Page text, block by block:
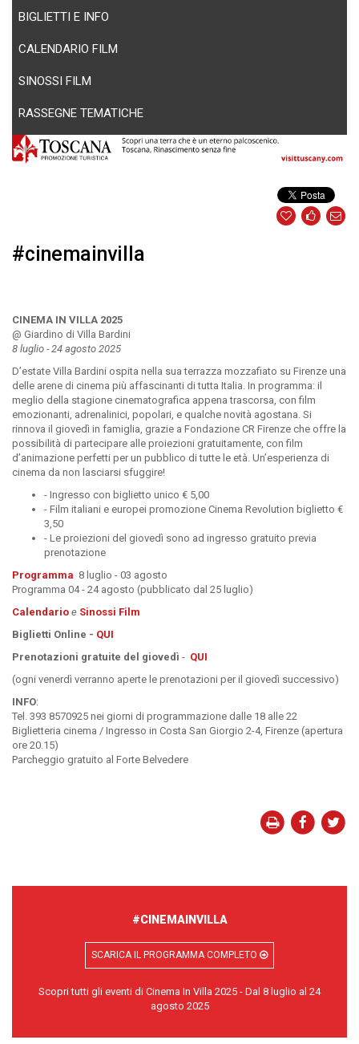
BIGLIETTI E INFO
CALENDARIO FILM
SINOSSI FILM
RASSEGNE TEMATICHE
#cinemainvilla
CINEMA IN VILLA 2025
@ Giardino di Villa Bardini
8 luglio - 24 agosto 2025
D’estate Villa Bardini ospita nella sua terrazza mozzafiato su Firenze una
delle arene di cinema più affascinanti di tutta Italia. In programma: il
meglio della stagione cinematografica appena trascorsa, con film
emozionanti, adrenalinici, popolari, e qualche novità agostana. Si
rinnova il giovedì in famiglia, grazie a Fondazione CR Firenze che offre la
possibilità di partecipare alle proiezioni gratuitamente, con film
d’animazione perfetti per un pubblico di tutte le età. Un’esperienza di
cinema da non lasciarsi sfuggire!
- Ingresso con biglietto unico € 5,00
- Film italiani e europei promozione Cinema Revolution biglietto €
3,50
- Le proiezioni del giovedì sono ad ingresso gratuito previa
prenotazione
Programma 8 luglio - 03 agosto
Programma 04 - 24 agosto (pubblicato dal 25 luglio)
Calendario e Sinossi Film
Biglietti Online - QUI
Prenotazioni gratuite del giovedì - QUI
(ogni venerdì verranno aperte le prenotazioni per il giovedì successivo)
INFO:
Tel. 393 8570925 nei giorni di programmazione dalle 18 alle 22
Biglietteria cinema / Ingresso in Costa San Giorgio 2-4, Firenze (apertura
ore 20.15)
Parcheggio gratuito al Forte Belvedere
#CINEMAINVILLA
SCARICA IL PROGRAMMA COMPLETO
Scopri tutti gli eventi di Cinema In Villa 2025 - Dal 8 luglio al 24
agosto 2025